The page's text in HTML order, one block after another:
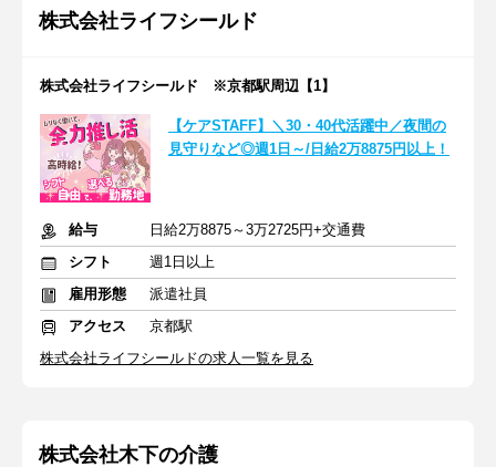
株式会社ライフシールド
株式会社ライフシールド ※京都駅周辺【1】
【ケアSTAFF】＼30・40代活躍中／夜間の
見守りなど◎週1日～/日給2万8875円以上！
給与
日給2万8875～3万2725円+交通費
シフト
週1日以上
雇用形態
派遣社員
アクセス
京都駅
株式会社ライフシールドの求人一覧を見る
株式会社木下の介護